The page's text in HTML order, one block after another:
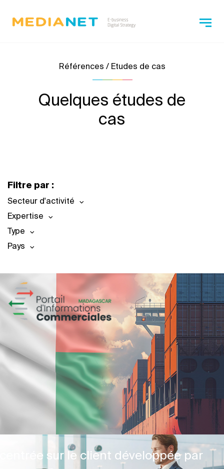
Références / Etudes de cas
Quelques études de
cas
Filtre par :
Secteur d'activité
Expertise
Type
Pays
sur le client développée par